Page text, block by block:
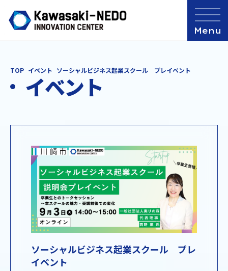
TOP イベント ソーシャルビジネス起業スクール プレイベント
イベント
ソーシャルビジネス起業スクール プレ
イベント